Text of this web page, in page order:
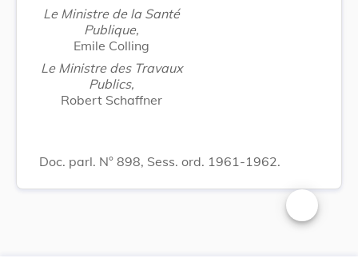
Le Ministre de la Santé
Publique,
Emile Colling
Le Ministre des Travaux
Publics,
Robert Schaffner
Doc. parl. N° 898, Sess. ord. 1961-1962.
Changer la